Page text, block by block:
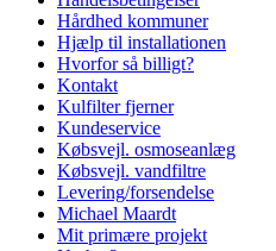
Hårdhed kommuner
Hjælp til installationen
Hvorfor så billigt?
Kontakt
Kulfilter fjerner
Kundeservice
Købsvejl. osmoseanlæg
Købsvejl. vandfiltre
Levering/forsendelse
Michael Maardt
Mit primære projekt